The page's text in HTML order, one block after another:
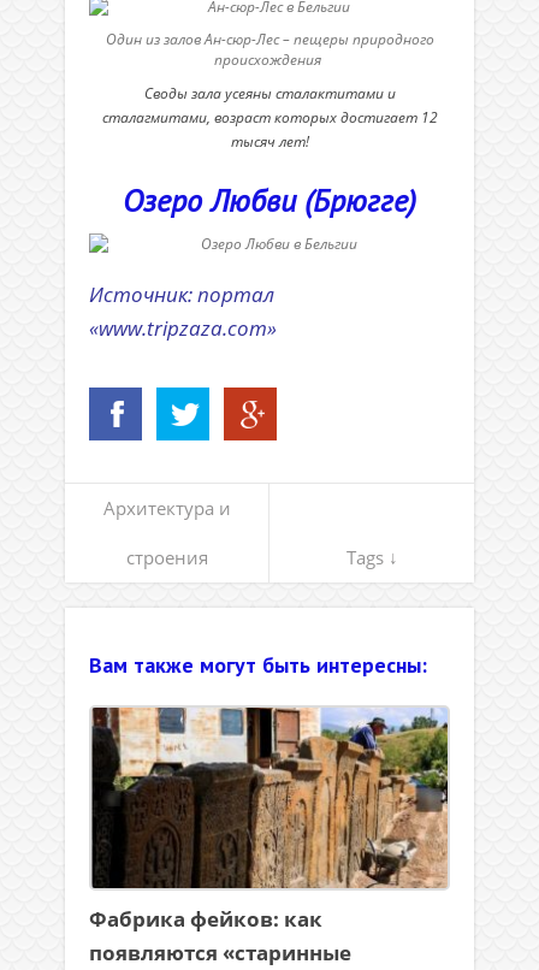
Один из залов Ан-сюр-Леc – пещеры природного
происхождения
Своды зала усеяны сталактитами и
сталагмитами, возраст которых достигает 12
тысяч лет!
Озеро Любви (Брюгге)
Источник: портал
«www.tripzaza.com»
Архитектура и
строения Tags ↓
Вам также могут быть интересны:
Фабрика фейков: как
появляются «старинные